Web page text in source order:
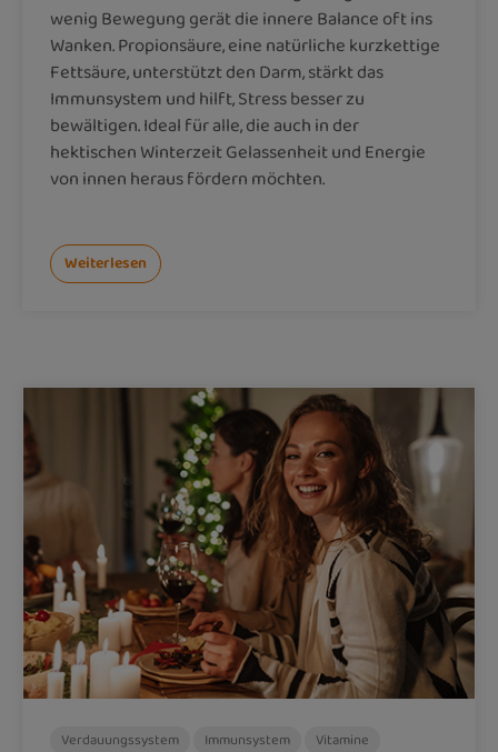
wenig Bewegung gerät die innere Balance oft ins
Wanken. Propionsäure, eine natürliche kurzkettige
Fettsäure, unterstützt den Darm, stärkt das
Immunsystem und hilft, Stress besser zu
bewältigen. Ideal für alle, die auch in der
hektischen Winterzeit Gelassenheit und Energie
von innen heraus fördern möchten.
Weiterlesen
Verdauungssystem Immunsystem
Vitamine